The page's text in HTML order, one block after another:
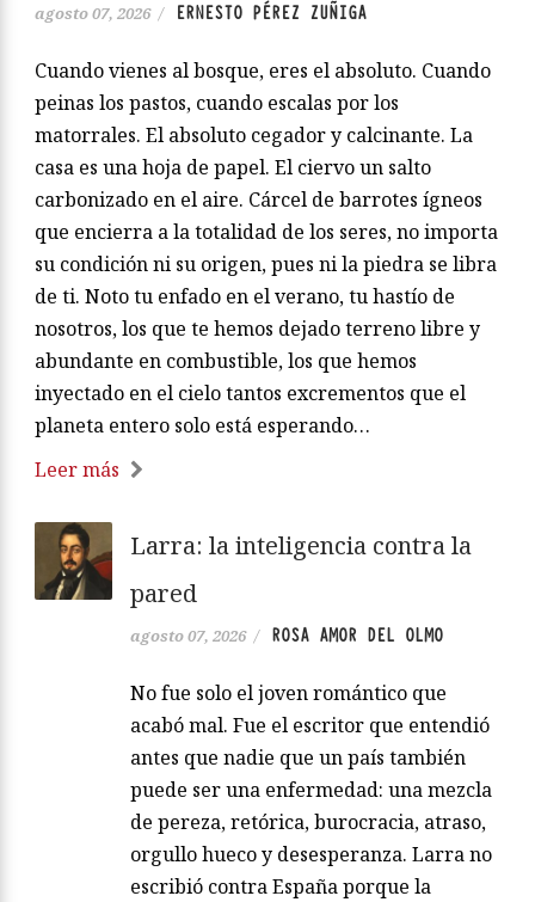
agosto 07, 2026 / ERNESTO PÉREZ ZUÑIGA
Cuando vienes al bosque, eres el absoluto. Cuando
peinas los pastos, cuando escalas por los
matorrales. El absoluto cegador y calcinante. La
casa es una hoja de papel. El ciervo un salto
carbonizado en el aire. Cárcel de barrotes ígneos
que encierra a la totalidad de los seres, no importa
su condición ni su origen, pues ni la piedra se libra
de ti. Noto tu enfado en el verano, tu hastío de
nosotros, los que te hemos dejado terreno libre y
abundante en combustible, los que hemos
inyectado en el cielo tantos excrementos que el
planeta entero solo está esperando…
Leer más
Larra: la inteligencia contra la
pared
agosto 07, 2026 / ROSA AMOR DEL OLMO
No fue solo el joven romántico que
acabó mal. Fue el escritor que entendió
antes que nadie que un país también
puede ser una enfermedad: una mezcla
de pereza, retórica, burocracia, atraso,
orgullo hueco y desesperanza. Larra no
escribió contra España porque la